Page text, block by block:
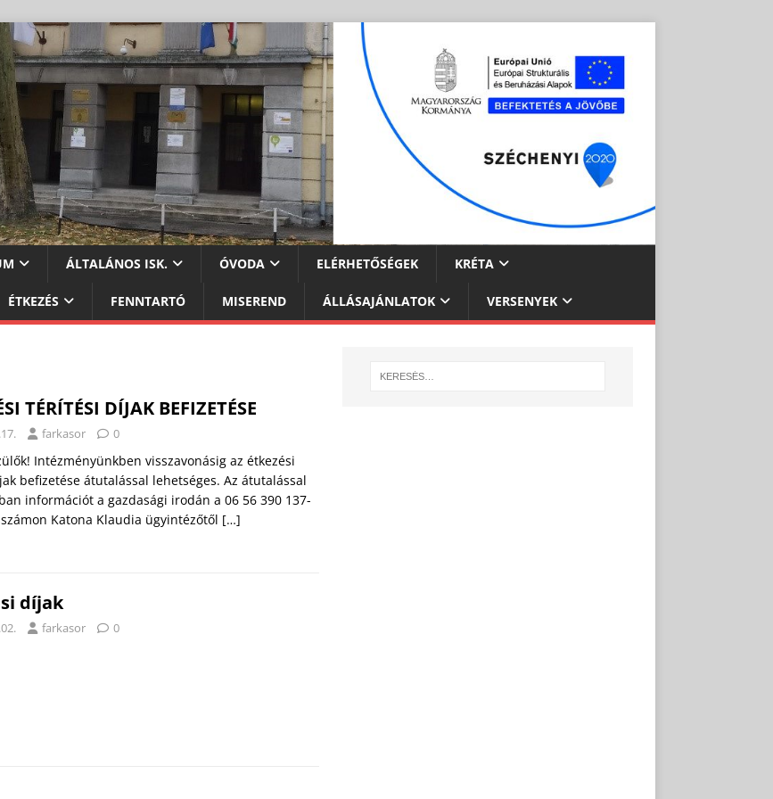
ÁLTALÁNOS ISK. ÓVODA ELÉRHETŐSÉGEK KRÉTA
ÉTKEZÉS FENNTARTÓ MISEREND ÁLLÁSAJÁNLATOK VERSENYEK
TÉRÍTÉSI DÍJAK BEFIZETÉSE
farkasor 0
Intézményünkben visszavonásig az étkezési
befizetése átutalással lehetséges. Az átutalással
információt a gazdasági irodán a 06 56 390 137-
Katona Klaudia ügyintézőtől […]
díjak
farkasor 0